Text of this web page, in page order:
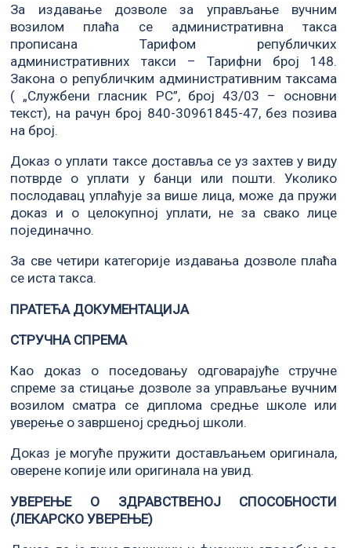
За издавање дозволе за управљање вучним
возилом плаћа се административна такса
прописана Тарифом републичких
административних такси – Тарифни број 148.
Закона о републичким административним таксама
( „Службени гласник РС”, број 43/03 – основни
текст), на рачун број 840-30961845-47, без позива
на број.
Доказ о уплати таксе доставља се уз захтев у виду
потврде о уплати у банци или пошти. Уколико
послодавац уплаћује за више лица, може да пружи
доказ и о целокупној уплати, не за свако лице
појединачно.
За све четири категорије издавања дозволе плаћа
се иста такса.
ПРАТЕЋА ДОКУМЕНТАЦИЈА
СТРУЧНА СПРЕМА
Као доказ о поседовању одговарајуће стручне
спреме за стицање дозволе за управљање вучним
возилом сматра се диплома средње школе или
уверење о завршеној средњој школи.
Доказ је могуће пружити достављањем оригинала,
оверене копије или оригинала на увид.
УВЕРЕЊЕ О ЗДРАВСТВЕНОЈ СПОСОБНОСТИ
(ЛЕКАРСКО УВЕРЕЊЕ)